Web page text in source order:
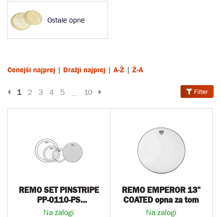
Ostale opne
Cenejši najprej | Dražji najprej | A-Ž | Ž-A
Prejšnja stran
1 2 3 4 5 10 Filter
REMO SET PINSTRIPE
PP-0110-PS
10,12,14+14
Na zalogi
REMO EMPEROR 13''
COATED opna za tom
Na zalogi